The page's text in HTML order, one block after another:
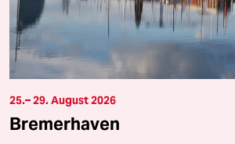
25.– 29. August 2026
Bremerhaven